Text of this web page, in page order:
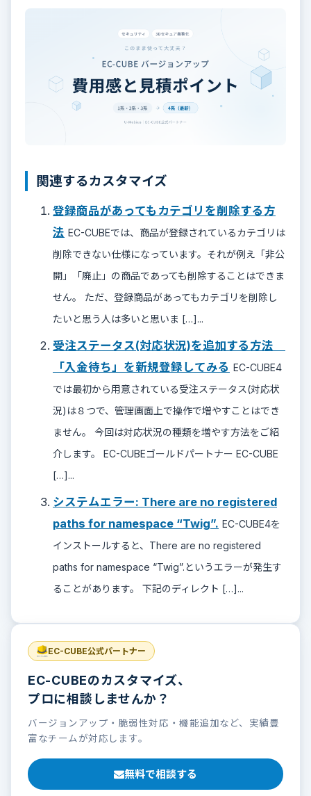
関連するカスタマイズ
登録商品があってもカテゴリを削除する方
法 EC-CUBEでは、商品が登録されているカテゴリは
削除できない仕様になっています。それが例え「非公
開」「廃止」の商品であっても削除することはできま
せん。 ただ、登録商品があってもカテゴリを削除し
たいと思う人は多いと思いま […]...
受注ステータス(対応状況)を追加する方法
「入金待ち」を新規登録してみる EC-CUBE4
では最初から用意されている受注ステータス(対応状
況)は８つで、管理画面上で操作で増やすことはでき
ません。 今回は対応状況の種類を増やす方法をご紹
介します。 EC-CUBEゴールドパートナー EC-CUBE
[…]...
システムエラー: There are no registered
paths for namespace “Twig”. EC-CUBE4を
インストールすると、There are no registered
paths for namespace “Twig”.というエラーが発生す
ることがあります。 下記のディレクト […]...
EC-CUBE公式パートナー
EC-CUBEのカスタマイズ、
プロに相談しませんか？
バージョンアップ・脆弱性対応・機能追加など、実績豊
富なチームが対応します。
無料で相談する